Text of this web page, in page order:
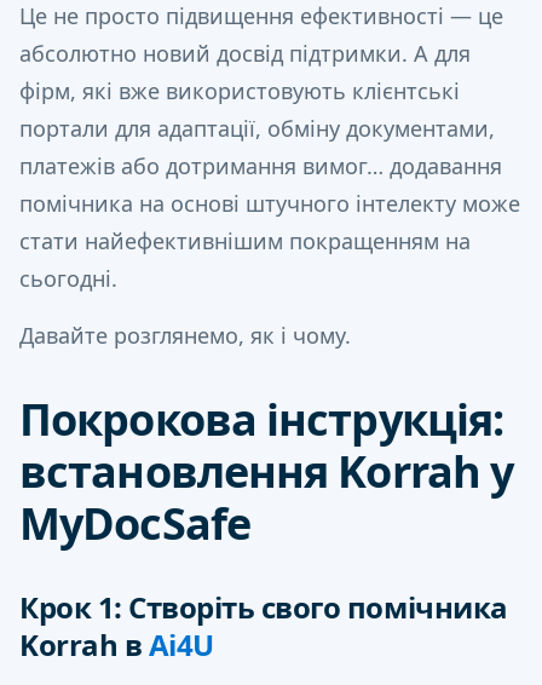
Це не просто підвищення ефективності — це
абсолютно новий досвід підтримки. А для
фірм, які вже використовують клієнтські
портали для адаптації, обміну документами,
платежів або дотримання вимог… додавання
помічника на основі штучного інтелекту може
стати найефективнішим покращенням на
сьогодні.
Давайте розглянемо, як і чому.
Покрокова інструкція:
встановлення Korrah у
MyDocSafe
Крок 1: Створіть свого помічника
Korrah вAi4U